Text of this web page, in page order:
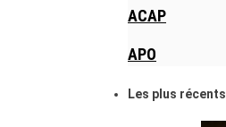
ACAP
APO
Les plus récents